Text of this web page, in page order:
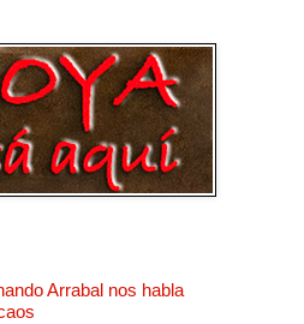
Arrabal nos habla